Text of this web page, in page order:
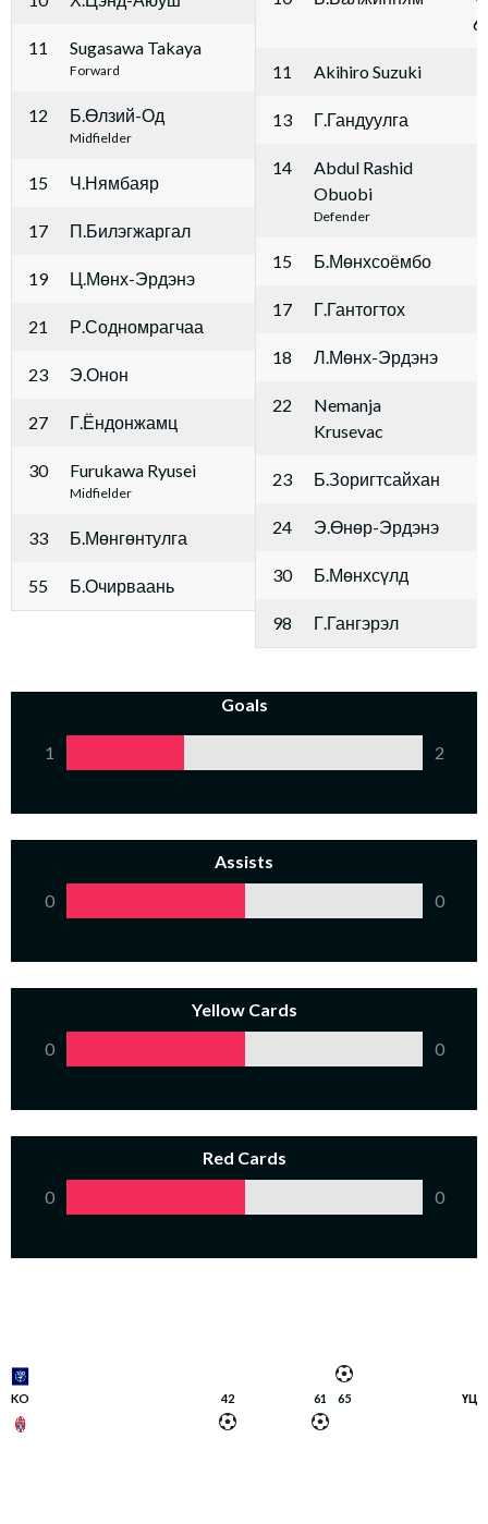
11 Sugasawa Takaya
Forward
12 Б.Өлзий-Од
Midfielder
15 Ч.Нямбаяр
17 П.Билэгжаргал
19 Ц.Мөнх-Эрдэнэ
21 Р.Содномрагчаа
23 Э.Онон
27 Г.Ёндонжамц
30 Furukawa Ryusei
Midfielder
33 Б.Мөнгөнтулга
55 Б.Очирваань
11 Akihiro Suzuki
13 Г.Гандуулга
14
Abdul Rashid
Obuobi
Defender
15 Б.Мөнхсоёмбо
17 Г.Гантогтох
18 Л.Мөнх-Эрдэнэ
22
Nemanja
Krusevac
23 Б.Зоригтсайхан
24 Э.Өнөр-Эрдэнэ
30 Б.Мөнхсүлд
98 Г.Гангэрэл
Goals
1 2
Assists
0
0
Yellow Cards
0
0
Red Cards
0
0
KO 42 61 65 ҮЦ